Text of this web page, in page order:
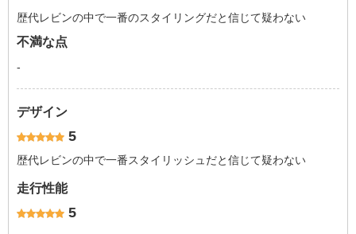
歴代レビンの中で一番のスタイリングだと信じて疑わない
不満な点
-
デザイン
5
歴代レビンの中で一番スタイリッシュだと信じて疑わない
走行性能
5